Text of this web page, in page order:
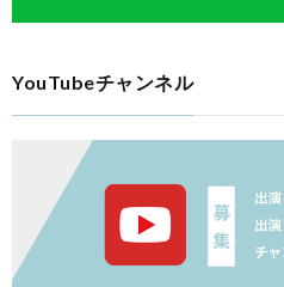
YouTubeチャンネル